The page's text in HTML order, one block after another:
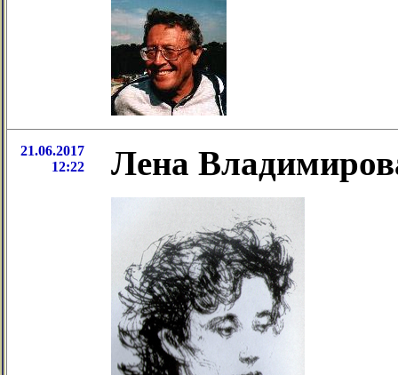
21.06.2017
12:22
Лена